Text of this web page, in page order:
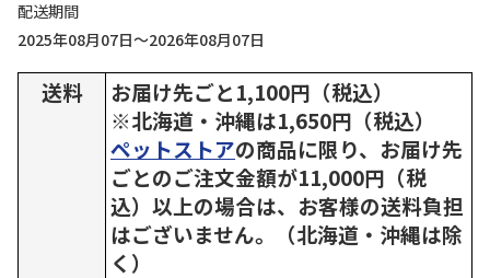
配送期間
2025年08月07日～2026年08月07日
送料
お届け先ごと1,100円（税込）
※北海道・沖縄は1,650円（税込）
ペットストアの商品に限り、お届け先
ごとのご注文金額が11,000円（税
込）以上の場合は、お客様の送料負担
はございません。（北海道・沖縄は除
く）